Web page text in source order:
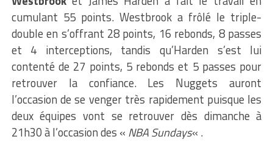
cumulant 55 points. Westbrook a frôlé le triple-
double en s’offrant 28 points, 16 rebonds, 8 passes
et 4 interceptions, tandis qu’Harden s’est lui
contenté de 27 points, 5 rebonds et 5 passes pour
retrouver la confiance. Les Nuggets auront
l’occasion de se venger très rapidement puisque les
deux équipes vont se retrouver dès dimanche à
21h30 à l’occasion des « NBA Sundays« .